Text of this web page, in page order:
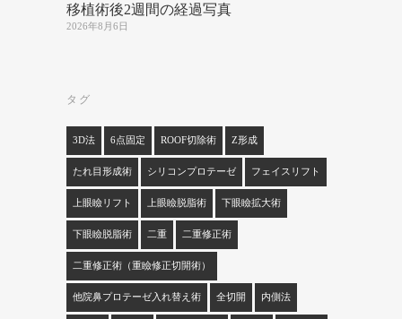
移植術後2週間の経過写真
2026年8月6日
タグ
3D法 6点固定 ROOF切除術 Z形成
たれ目形成術 シリコンプロテーゼ フェイスリフト
上眼瞼リフト 上眼瞼脱脂術 下眼瞼拡大術
下眼瞼脱脂術 二重 二重修正術
二重修正術（重瞼修正切開術）
他院鼻プロテーゼ入れ替え術 全切開 内側法